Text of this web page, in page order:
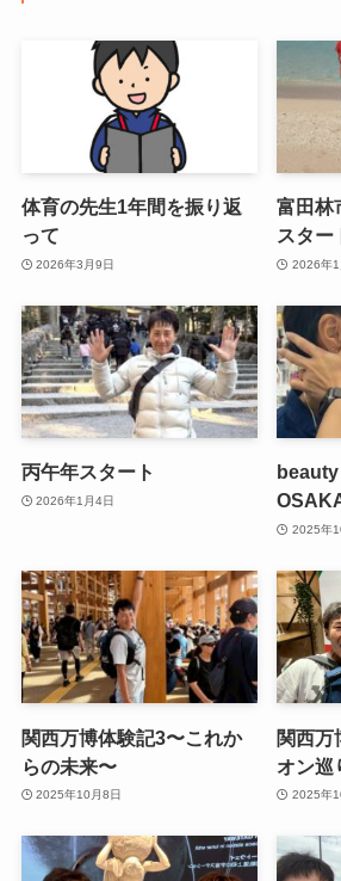
体育の先生1年間を振り返
って
2026年3月9日
富田林
スター
2026年1
丙午年スタート
2026年1月4日
2025年
関西万博体験記3〜これか
らの未来〜
2025年10月8日
関西万
オン巡
2025年